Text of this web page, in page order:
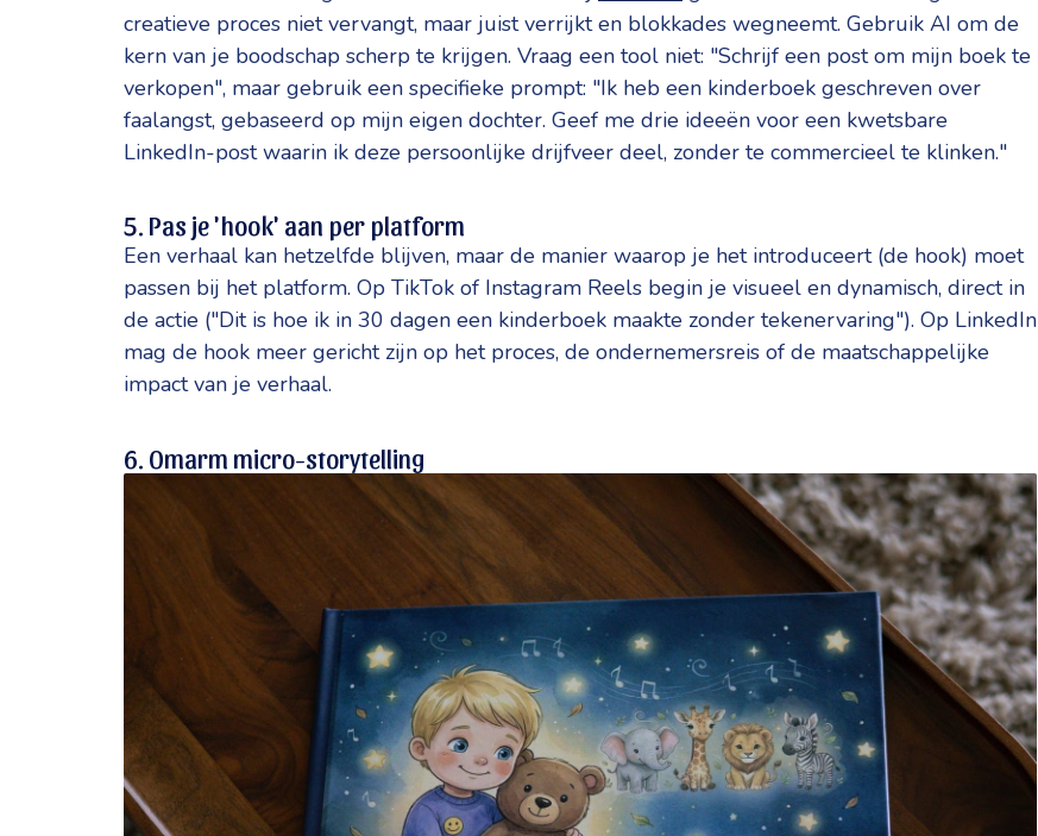
creatieve proces niet vervangt, maar juist verrijkt en blokkades wegneemt. Gebruik AI om de
kern van je boodschap scherp te krijgen. Vraag een tool niet: "Schrijf een post om mijn boek te
verkopen", maar gebruik een specifieke prompt: "Ik heb een kinderboek geschreven over
faalangst, gebaseerd op mijn eigen dochter. Geef me drie ideeën voor een kwetsbare
LinkedIn-post waarin ik deze persoonlijke drijfveer deel, zonder te commercieel te klinken."
5. Pas je 'hook' aan per platform
Een verhaal kan hetzelfde blijven, maar de manier waarop je het introduceert (de hook) moet
passen bij het platform. Op TikTok of Instagram Reels begin je visueel en dynamisch, direct in
de actie ("Dit is hoe ik in 30 dagen een kinderboek maakte zonder tekenervaring"). Op LinkedIn
mag de hook meer gericht zijn op het proces, de ondernemersreis of de maatschappelijke
impact van je verhaal.
6. Omarm micro-storytelling